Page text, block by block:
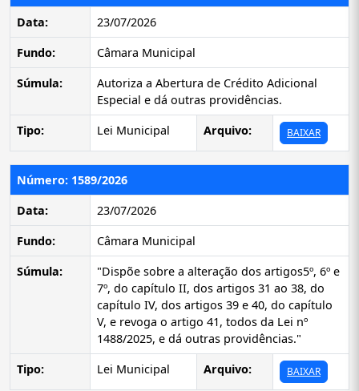
Data:
23/07/2026
Fundo:
Câmara Municipal
Súmula:
Autoriza a Abertura de Crédito Adicional
Especial e dá outras providências.
Tipo:
Lei Municipal Arquivo: BAIXAR
Número: 1589/2026
Data:
23/07/2026
Fundo:
Câmara Municipal
Súmula:
"Dispõe sobre a alteração dos artigos5º, 6º e
7º, do capítulo II, dos artigos 31 ao 38, do
capítulo IV, dos artigos 39 e 40, do capítulo
V, e revoga o artigo 41, todos da Lei nº
1488/2025, e dá outras providências."
Tipo:
Lei Municipal Arquivo: BAIXAR